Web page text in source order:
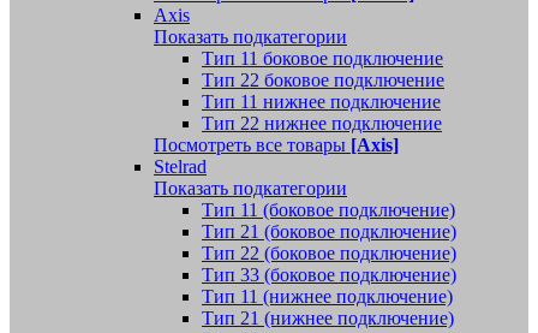
Axis
Показать подкатегории
Тип 11 боковое подключение
Тип 22 боковое подключение
Тип 11 нижнее подключение
Тип 22 нижнее подключение
Посмотреть все товары [Axis]
Stelrad
Показать подкатегории
Tип 11 (боковое подключение)
Тип 21 (боковое подключение)
Тип 22 (боковое подключение)
Тип 33 (боковое подключение)
Тип 11 (нижнее подключение)
Тип 21 (нижнее подключение)